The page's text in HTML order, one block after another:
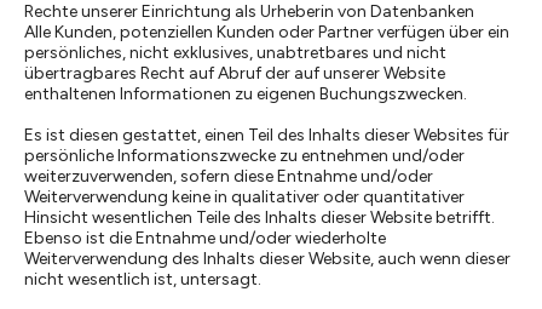
Rechte unserer Einrichtung als Urheberin von Datenbanken
Alle Kunden, potenziellen Kunden oder Partner verfügen über ein
persönliches, nicht exklusives, unabtretbares und nicht
übertragbares Recht auf Abruf der auf unserer Website
enthaltenen Informationen zu eigenen Buchungszwecken.
Es ist diesen gestattet, einen Teil des Inhalts dieser Websites für
persönliche Informationszwecke zu entnehmen und/oder
weiterzuverwenden, sofern diese Entnahme und/oder
Weiterverwendung keine in qualitativer oder quantitativer
Hinsicht wesentlichen Teile des Inhalts dieser Website betrifft.
Ebenso ist die Entnahme und/oder wiederholte
Weiterverwendung des Inhalts dieser Website, auch wenn dieser
nicht wesentlich ist, untersagt.